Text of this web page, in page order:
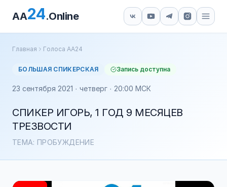
AA24.Online
Главная Голоса АА24
БОЛЬШАЯ СПИКЕРСКАЯ Запись доступна
23 сентября 2021 · четверг · 20:00 МСК
СПИКЕР ИГОРЬ, 1 ГОД 9 МЕСЯЦЕВ
ТРЕЗВОСТИ
ТЕМА: ПРОБУЖДЕНИЕ